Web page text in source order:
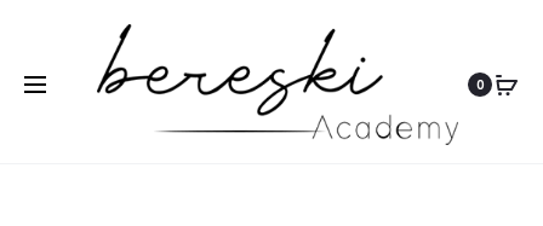
0